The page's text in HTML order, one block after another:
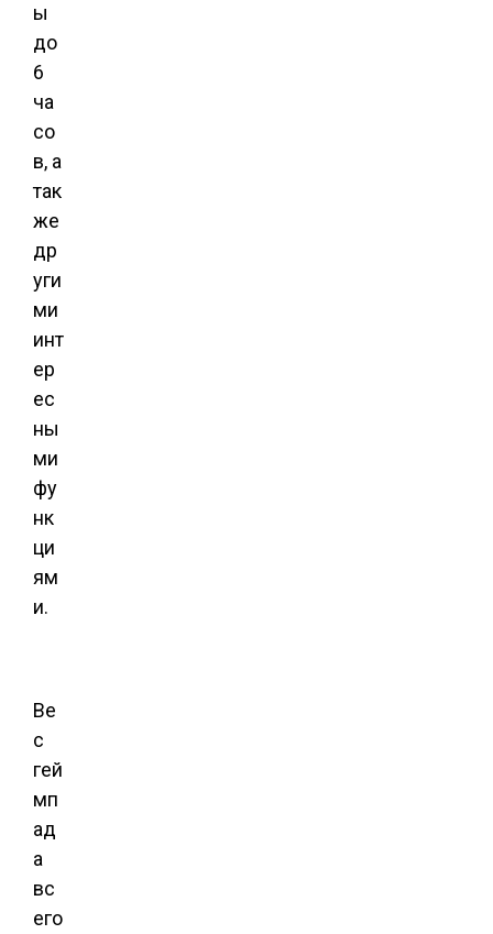
ы
до
6
ча
со
в, а
так
же
др
уги
ми
инт
ер
ес
ны
ми
фу
нк
ци
ям
и.
Ве
с
гей
мп
ад
а
вс
его